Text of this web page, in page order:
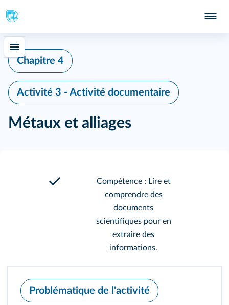
Chapitre 4
Activité 3 - Activité documentaire
Métaux et alliages
Compétence : Lire et
comprendre des
documents
scientifiques pour en
extraire des
informations.
Problématique de l'activité